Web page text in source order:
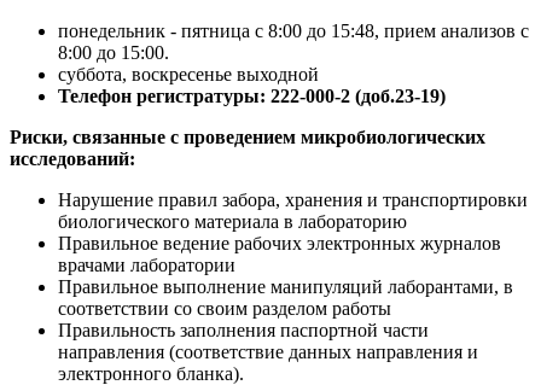
понедельник - пятница с 8:00 до 15:48, прием анализов с
8:00 до 15:00.
суббота, воскресенье выходной
Телефон регистратуры: 222-000-2 (доб.23-19)
Риски, связанные с проведением микробиологических
исследований:
Нарушение правил забора, хранения и транспортировки
биологического материала в лабораторию
Правильное ведение рабочих электронных журналов
врачами лаборатории
Правильное выполнение манипуляций лаборантами, в
соответствии со своим разделом работы
Правильность заполнения паспортной части
направления (соответствие данных направления и
электронного бланка).